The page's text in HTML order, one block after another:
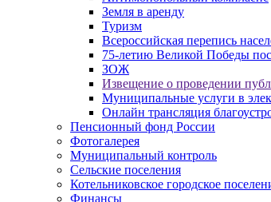
Земля в аренду
Туризм
Всероссийская перепись
75-летию Великой Победы
ЗОЖ
Извещение о проведении
Муниципальные услуги в
Онлайн трансляция
Пенсионный фонд России
Фотогалерея
Муниципальный контроль
Сельские поселения
Котельниковское городское
Финансы